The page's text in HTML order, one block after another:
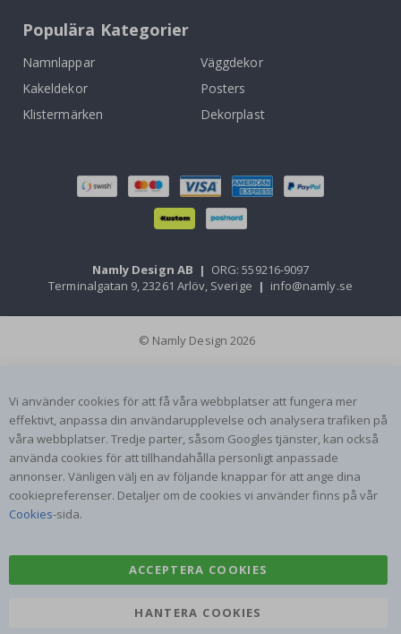
Populära Kategorier
Namnlappar
Väggdekor
Kakeldekor
Posters
Klistermärken
Dekorplast
Namly Design AB | ORG: 559216-9097
Terminalgatan 9, 23261 Arlöv, Sverige | info@namly.se
© Namly Design 2026
Vi använder cookies för att få våra webbplatser att fungera mer
effektivt, anpassa din användarupplevelse och analysera trafiken på
våra webbplatser. Tredje parter, såsom Googles tjänster, kan också
använda cookies för att tillhandahålla personligt anpassade
annonser. Vänligen välj en av följande knappar för att ange dina
cookiepreferenser. Detaljer om de cookies vi använder finns på vår
Cookies-sida.
ACCEPTERA COOKIES
HANTERA COOKIES